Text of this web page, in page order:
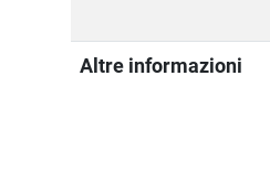
Altre informazioni